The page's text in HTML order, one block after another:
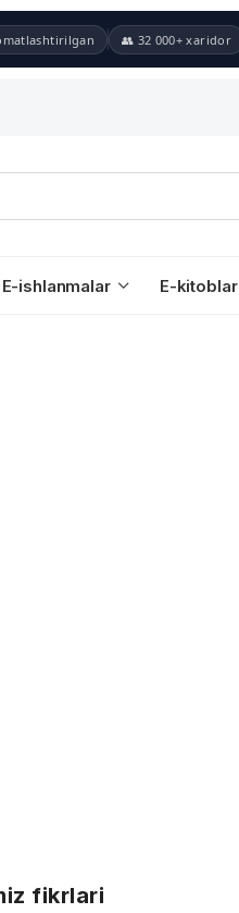
👥 32 000+ xaridor
E-ishlanmalar E-kitoblar
fikrlari